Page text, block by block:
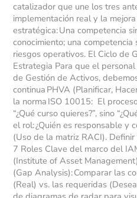
catalizador que une los tres
implementación real y la
estratégica: Una competencia
conocimiento; una competencia
riesgos operativos. El Ciclo de
Estrategia Para que el
de Gestión de Activos,
continua PHVA (Planificar,
la norma ISO 10015: El
“¿Qué curso quieres?”, sino
el rol: ¿Quién es responsable y
(Uso de la matriz RACI).
7 Roles Clave del marco del
(Institute of Asset
(Gap Analysis): Comparar las
(Real) vs. las requeridas